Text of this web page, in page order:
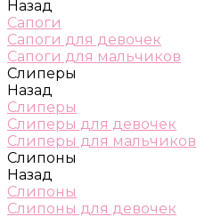
Назад
Сапоги
Сапоги для девочек
Сапоги для мальчиков
Слиперы
Назад
Слиперы
Слиперы для девочек
Слиперы для мальчиков
Слипоны
Назад
Слипоны
Слипоны для девочек